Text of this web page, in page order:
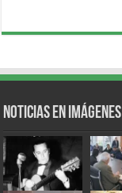
Noticias en Imágenes